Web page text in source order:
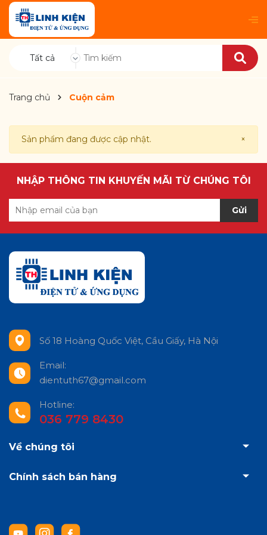
Tất cả
Trang chủ Cuộn cảm
×
Sản phẩm đang được cập nhật.
NHẬP THÔNG TIN KHUYẾN MÃI TỪ CHÚNG TÔI
Gửi
Số 18 Hoàng Quốc Việt, Cầu Giấy, Hà Nội
Email:
dientuth67@gmail.com
Hotline:
036 779 8430
Về chúng tôi
Chính sách bán hàng